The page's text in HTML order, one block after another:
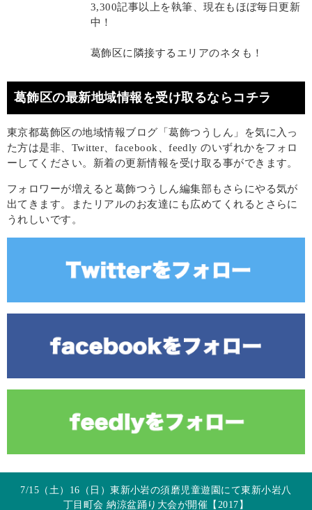
3,300記事以上を執筆、現在もほぼ毎日更新
中！
葛飾区に隣接するエリアのネタも！
葛飾区の最新地域情報を受け取るならコチラ
東京都葛飾区の地域情報ブログ「葛飾つうしん」を気に入っ
た方は是非、Twitter、facebook、feedly のいずれかをフォロ
ーしてください。新着の更新情報を受け取る事ができます。
フォロワーが増えると葛飾つうしん編集部もさらにやる気が
出てきます。またリアルのお友達にも広めてくれるとさらに
うれしいです。
7/15（土）16（日）東新小岩の須磨児童遊園にて東新小岩八
丁目町会 納涼盆踊り大会が開催【2017】